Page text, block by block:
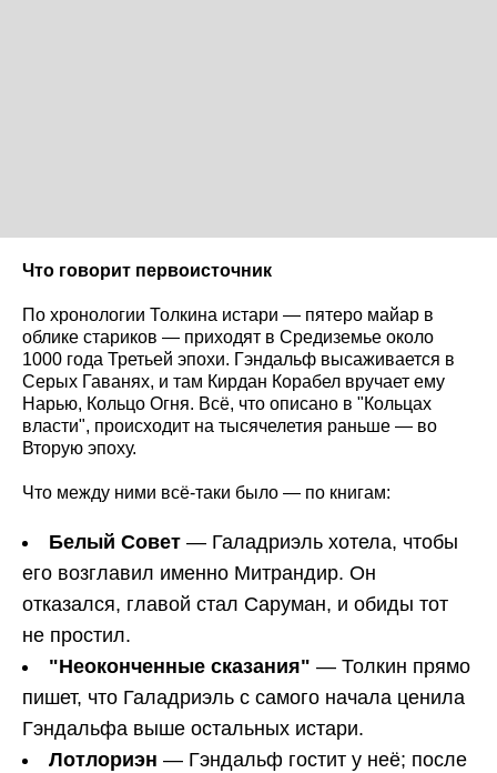
Что говорит первоисточник
По хронологии Толкина истари — пятеро майар в
облике стариков — приходят в Средиземье около
1000 года Третьей эпохи. Гэндальф высаживается в
Серых Гаванях, и там Кирдан Корабел вручает ему
Нарью, Кольцо Огня. Всё, что описано в "Кольцах
власти", происходит на тысячелетия раньше — во
Вторую эпоху.
Что между ними всё-таки было — по книгам:
Белый Совет — Галадриэль хотела, чтобы
его возглавил именно Митрандир. Он
отказался, главой стал Саруман, и обиды тот
не простил.
"Неоконченные сказания" — Толкин прямо
пишет, что Галадриэль с самого начала ценила
Гэндальфа выше остальных истари.
Лотлориэн — Гэндальф гостит у неё; после